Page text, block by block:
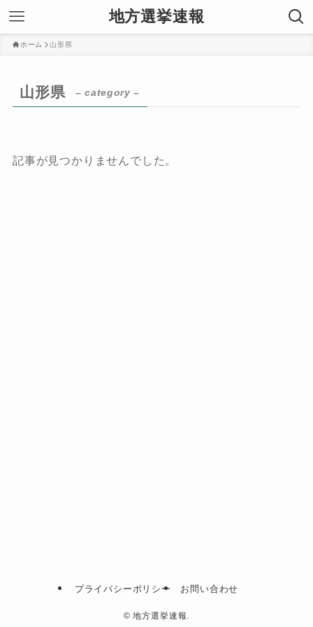
地方選挙速報
ホーム 山形県
山形県 – category –
記事が見つかりませんでした。
プライバシーポリシー お問い合わせ
© 地方選挙速報.